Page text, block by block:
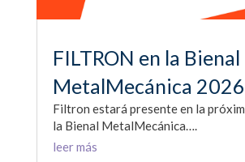
FILTRON en la Bienal
MetalMecánica
Filtron estará presente en la
la Bienal MetalMecánica….
leer más